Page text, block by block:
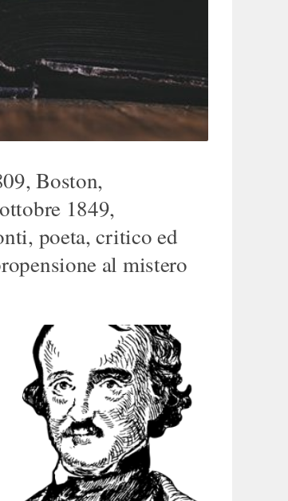
Boston,
1849,
poeta, critico ed
al mistero